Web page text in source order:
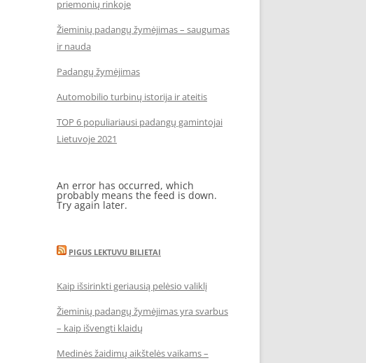
priemonių rinkoje
Žieminių padangų žymėjimas – saugumas
ir nauda
Padangų žymėjimas
Automobilio turbinų istorija ir ateitis
TOP 6 populiariausi padangų gamintojai
Lietuvoje 2021
An error has occurred, which
probably means the feed is down.
Try again later.
PIGUS LEKTUVU BILIETAI
Kaip išsirinkti geriausią pelėsio valiklį
Žieminių padangų žymėjimas yra svarbus
– kaip išvengti klaidų
Medinės žaidimų aikštelės vaikams –